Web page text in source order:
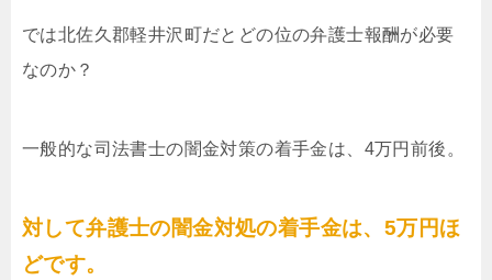
では北佐久郡軽井沢町だとどの位の弁護士報酬が必要
なのか？
一般的な司法書士の闇金対策の着手金は、4万円前後。
対して弁護士の闇金対処の着手金は、5万円ほ
どです。